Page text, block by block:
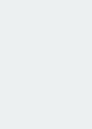
২৪ মিনিট জুড়ে। মূলত
জ্বালিয়ে ১০৮টি পদ্মফুল
মন্ত্রেও সেই বিশেষত্ব
শারদীয় এ দুর্গোৎসবের শেষ
বিশুদ্ধ পঞ্জিকা অনুসারে,